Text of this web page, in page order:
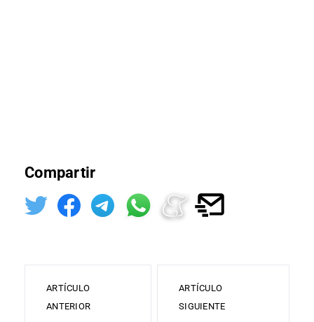
Compartir
ARTÍCULO
ANTERIOR
ARTÍCULO
SIGUIENTE